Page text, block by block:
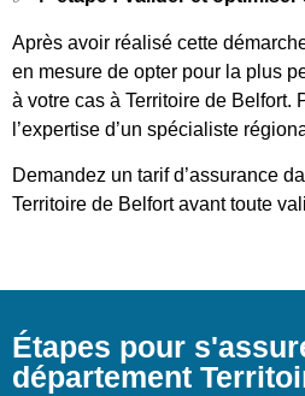
Après avoir réalisé cette
en mesure de opter pour la plus
à votre cas à Territoire de Belfort.
l’expertise d’un spécialiste
Demandez un tarif d’assurance
Territoire de Belfort avant toute
Étapes pour
département